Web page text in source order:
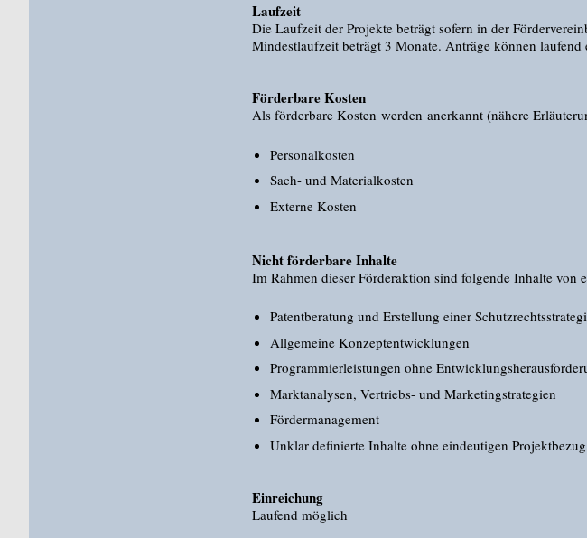
​Laufzeit
Die Laufzeit der Projekte beträgt sofern in der
Mindestlaufzeit beträgt 3 Monate. Anträge können laufend
Förderbare Kosten
Als förderbare Kosten werden anerkannt (nähere
​Personalkosten
Sach- und Materialkosten
Externe Kosten
Nicht förderbare Inhalte
Im Rahmen dieser Förderaktion sind folgende Inhalte von
Patentberatung und Erstellung einer
Allgemeine Konzeptentwicklungen
Programmierleistungen ohne
Marktanalysen, Vertriebs- und Marketingstrategien
Fördermanagement
Unklar definierte Inhalte ohne eindeutigen Projektbezug
Einreichung
​Laufend möglich